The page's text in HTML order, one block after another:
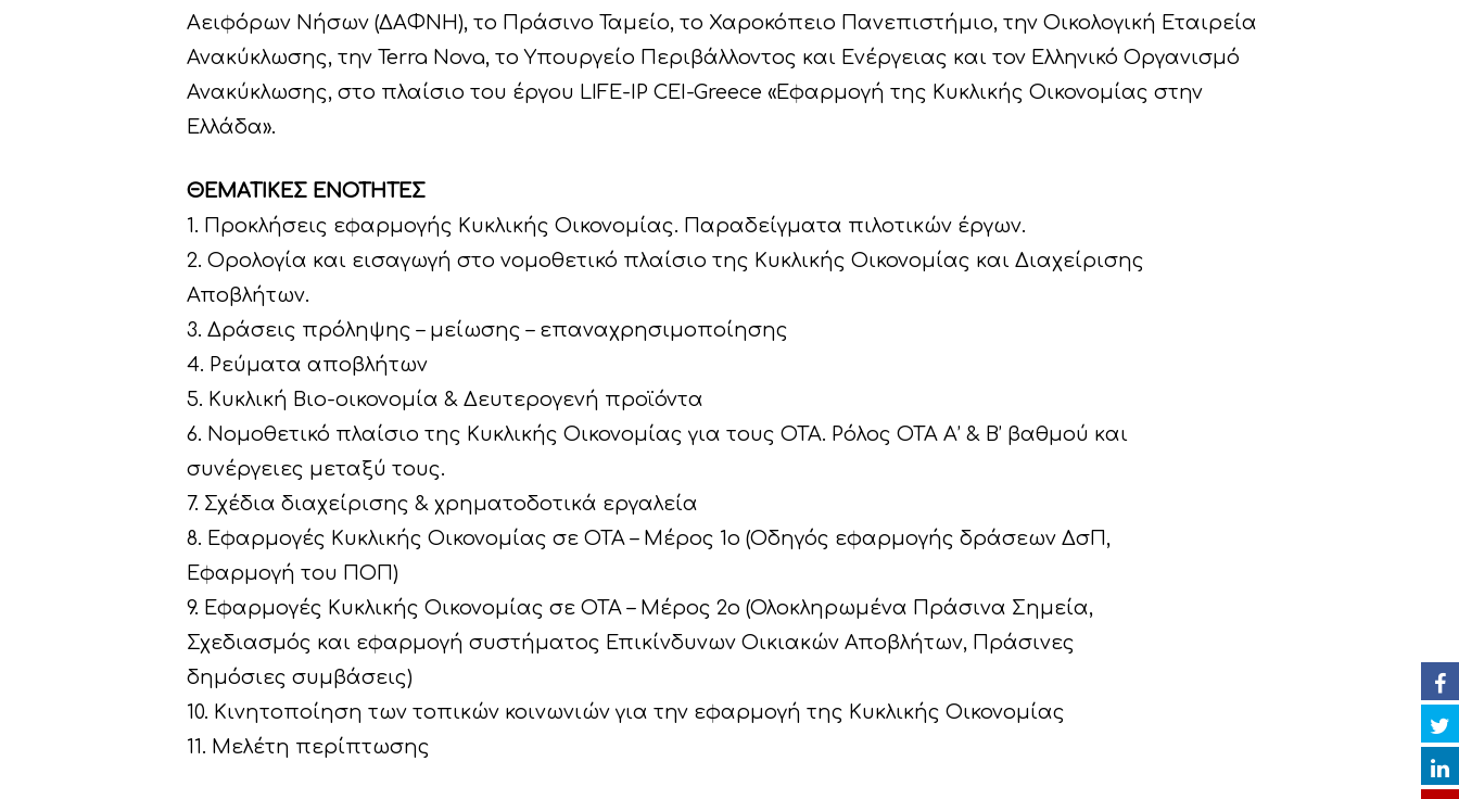
Αειφόρων Νήσων (ΔΑΦΝΗ), το Πράσινο Ταμείο, το Χαροκόπειο Πανεπιστήμιο, την Οικολογική Εταιρεία
Ανακύκλωσης, την Terra Nova, το Υπουργείο Περιβάλλοντος και Ενέργειας και τον Ελληνικό Οργανισμό
Ανακύκλωσης, στο πλαίσιο του έργου LIFE-IP CEI-Greece «Εφαρμογή της Κυκλικής Οικονομίας στην
Ελλάδα».
ΘΕΜΑΤΙΚΕΣ ΕΝΟΤΗΤΕΣ
1. Προκλήσεις εφαρμογής Kυκλικής Oικονομίας. Παραδείγματα πιλοτικών έργων.
2. Ορολογία και εισαγωγή στο νομοθετικό πλαίσιο της Κυκλικής Οικονομίας και Διαχείρισης
Αποβλήτων.
3. Δράσεις πρόληψης – μείωσης – επαναχρησιμοποίησης
4. Ρεύματα αποβλήτων
5. Κυκλική Βιο-οικονομία & Δευτερογενή προϊόντα
6. Νομοθετικό πλαίσιο της Κυκλικής Οικονομίας για τους ΟΤΑ. Ρόλος ΟΤΑ Α’ & Β’ βαθμού και
συνέργειες μεταξύ τους.
7. Σχέδια διαχείρισης & χρηματοδοτικά εργαλεία
8. Εφαρμογές Κυκλικής Οικονομίας σε ΟΤΑ – Μέρος 1ο (Οδηγός εφαρμογής δράσεων ΔσΠ,
Εφαρμογή του ΠΟΠ)
9. Εφαρμογές Κυκλικής Οικονομίας σε ΟΤΑ – Μέρος 2ο (Ολοκληρωμένα Πράσινα Σημεία,
Σχεδιασμός και εφαρμογή συστήματος Επικίνδυνων Οικιακών Αποβλήτων, Πράσινες
δημόσιες συμβάσεις)
10. Κινητοποίηση των τοπικών κοινωνιών για την εφαρμογή της Κυκλικής Οικονομίας
11. Μελέτη περίπτωσης